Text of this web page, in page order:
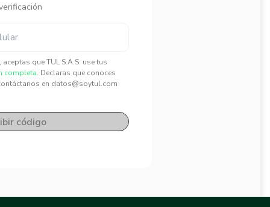
que TUL S.A.S. use tus
completa. Declaras que conoces
en datos@soytul.com
código